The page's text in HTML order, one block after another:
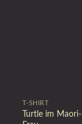
T-SHIRT
Turtle im